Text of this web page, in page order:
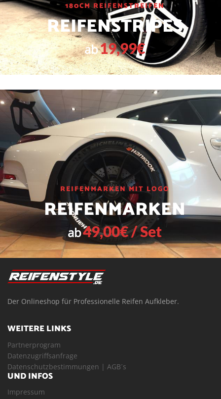
180CM REIFENSTREIFEN
REIFENSTRIPES
ab19,99€
REIFENMARKEN MIT LOGO
REIFENMARKEN
ab49,00€ / Set
Der Onlineshop für Professionelle Reifen Aufkleber.
WEITERE LINKS
Partnerprogram
Datenzugriffsanfrage
Datenschutzbestimmungen | AGB´s
UND INFOS
Impressum